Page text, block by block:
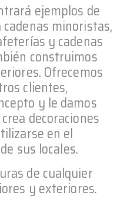
ejemplos de
minoristas,
y cadenas
construimos
Ofrecemos
clientes,
y le damos
decoraciones
en el
sus locales.
de cualquier
y exteriores.